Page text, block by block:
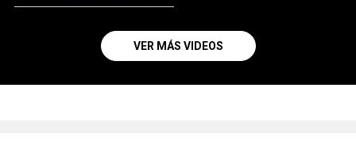
VER MÁS VIDEOS